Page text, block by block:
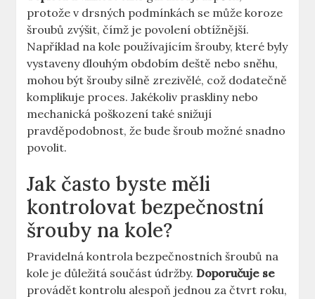
protože v drsných podmínkách se může koroze
šroubů zvýšit, čímž‌ je povolení obtížnější.
Například na kole používajícím šrouby, které byly
vystaveny dlouhým obdobím deště nebo ⁢sněhu,
mohou být šrouby silně zrezivělé, což dodatečně
⁤komplikuje proces. Jakékoliv praskliny​ nebo
mechanická poškození také snižují
pravděpodobnost, že bude šroub možné snadno
povolit.
Jak často byste měli
⁣kontrolovat bezpečnostní
šrouby na ⁣kole?
Pravidelná kontrola bezpečnostních‌ šroubů na
kole je důležitá součást údržby.Doporučuje se
provádět kontrolu alespoň jednou za‍ čtvrt roku,